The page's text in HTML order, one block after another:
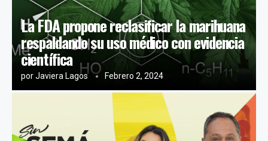
La FDA propone reclasificar la marihuana
respaldando su uso médico con evidencia
científica
porJaviera Lagos Febrero 2, 2024